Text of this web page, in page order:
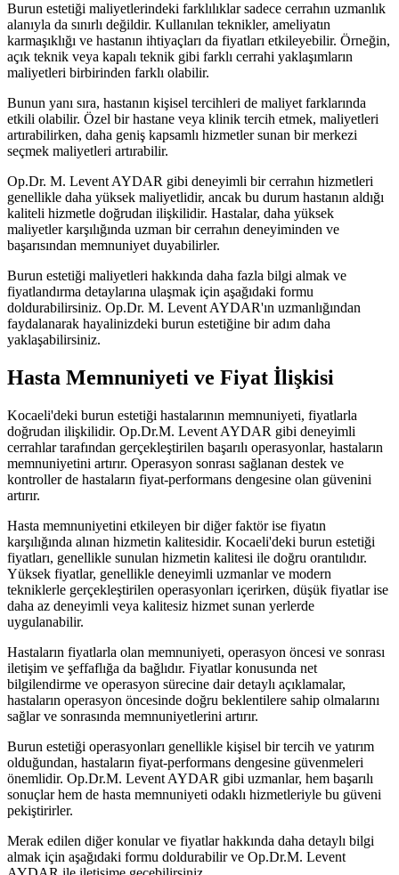
Burun estetiği maliyetlerindeki farklılıklar sadece cerrahın uzmanlık
alanıyla da sınırlı değildir. Kullanılan teknikler, ameliyatın
karmaşıklığı ve hastanın ihtiyaçları da fiyatları etkileyebilir. Örneğin,
açık teknik veya kapalı teknik gibi farklı cerrahi yaklaşımların
maliyetleri birbirinden farklı olabilir.
Bunun yanı sıra, hastanın kişisel tercihleri de maliyet farklarında
etkili olabilir. Özel bir hastane veya klinik tercih etmek, maliyetleri
artırabilirken, daha geniş kapsamlı hizmetler sunan bir merkezi
seçmek maliyetleri artırabilir.
Op.Dr. M. Levent AYDAR gibi deneyimli bir cerrahın hizmetleri
genellikle daha yüksek maliyetlidir, ancak bu durum hastanın aldığı
kaliteli hizmetle doğrudan ilişkilidir. Hastalar, daha yüksek
maliyetler karşılığında uzman bir cerrahın deneyiminden ve
başarısından memnuniyet duyabilirler.
Burun estetiği maliyetleri hakkında daha fazla bilgi almak ve
fiyatlandırma detaylarına ulaşmak için aşağıdaki formu
doldurabilirsiniz. Op.Dr. M. Levent AYDAR'ın uzmanlığından
faydalanarak hayalinizdeki burun estetiğine bir adım daha
yaklaşabilirsiniz.
Hasta Memnuniyeti ve Fiyat İlişkisi
Kocaeli'deki burun estetiği hastalarının memnuniyeti, fiyatlarla
doğrudan ilişkilidir. Op.Dr.M. Levent AYDAR gibi deneyimli
cerrahlar tarafından gerçekleştirilen başarılı operasyonlar, hastaların
memnuniyetini artırır. Operasyon sonrası sağlanan destek ve
kontroller de hastaların fiyat-performans dengesine olan güvenini
artırır.
Hasta memnuniyetini etkileyen bir diğer faktör ise fiyatın
karşılığında alınan hizmetin kalitesidir. Kocaeli'deki burun estetiği
fiyatları, genellikle sunulan hizmetin kalitesi ile doğru orantılıdır.
Yüksek fiyatlar, genellikle deneyimli uzmanlar ve modern
tekniklerle gerçekleştirilen operasyonları içerirken, düşük fiyatlar ise
daha az deneyimli veya kalitesiz hizmet sunan yerlerde
uygulanabilir.
Hastaların fiyatlarla olan memnuniyeti, operasyon öncesi ve sonrası
iletişim ve şeffaflığa da bağlıdır. Fiyatlar konusunda net
bilgilendirme ve operasyon sürecine dair detaylı açıklamalar,
hastaların operasyon öncesinde doğru beklentilere sahip olmalarını
sağlar ve sonrasında memnuniyetlerini artırır.
Burun estetiği operasyonları genellikle kişisel bir tercih ve yatırım
olduğundan, hastaların fiyat-performans dengesine güvenmeleri
önemlidir. Op.Dr.M. Levent AYDAR gibi uzmanlar, hem başarılı
sonuçlar hem de hasta memnuniyeti odaklı hizmetleriyle bu güveni
pekiştirirler.
Merak edilen diğer konular ve fiyatlar hakkında daha detaylı bilgi
almak için aşağıdaki formu doldurabilir ve Op.Dr.M. Levent